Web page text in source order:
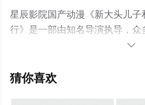
星辰影院国产动漫《新大头儿
行》是一部由知名导演执导，
漫，手机免费观看高清无删减完
等平台了解。

猜你喜欢